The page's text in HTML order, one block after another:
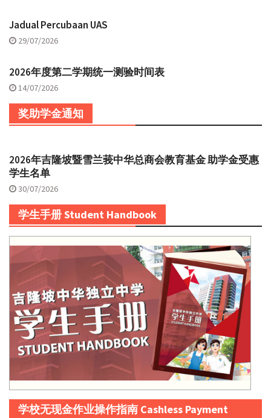
Jadual Percubaan UAS
29/07/2026
2026年度第二学期统一测验时间表
14/07/2026
奖助学金通知
2026年吉隆坡暨雪兰莪中华总商会教育基金 助学金受惠
学生名单
30/07/2026
学生手册 Student Handbook
学校无现金作业操作指南 Cashless Payment